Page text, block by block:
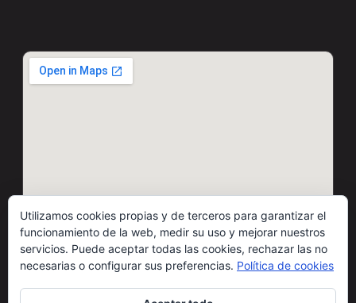
Utilizamos cookies propias y de terceros para garantizar el
funcionamiento de la web, medir su uso y mejorar nuestros
servicios. Puede aceptar todas las cookies, rechazar las no
necesarias o configurar sus preferencias. Política de cookies